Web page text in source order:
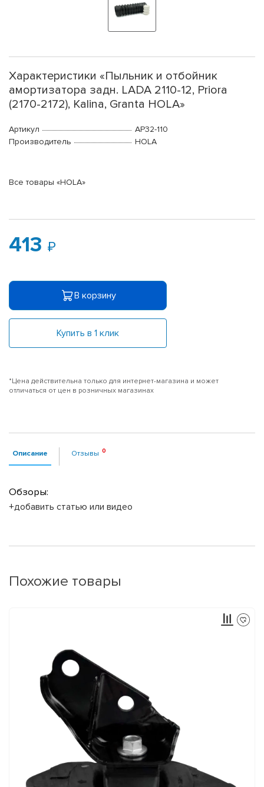
Характеристики «Пыльник и отбойник
амортизатора задн. LADA 2110-12, Priora
(2170-2172), Kalina, Granta HOLA»
Артикул
AP32-110
Производитель
HOLA
Все товары «HOLA»
413
В корзину
Купить в 1 клик
*Цена действительна только для интернет-магазина и может
отличаться от цен в розничных магазинах
Описание Отзывы
Обзоры:
+добавить статью или видео
Похожие товары